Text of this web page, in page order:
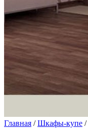
Главная /Шкафы-купе /